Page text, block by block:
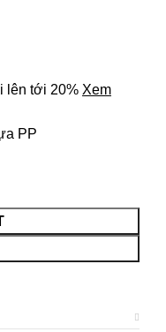
lên tới 20% Xem
PP